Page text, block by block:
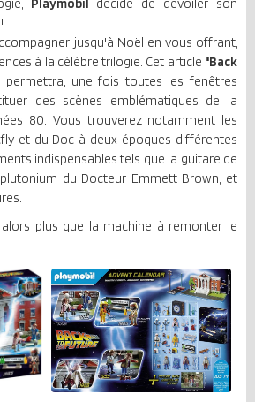
Playmobil décide de dévoiler son
!
jusqu'à Noël en vous offrant,
à la célèbre trilogie. Cet article "Back
permettra, une fois toutes les fenêtres
des scènes emblématiques de la
80. Vous trouverez notamment les
et du Doc à deux époques différentes
indispensables tels que la guitare de
du Docteur Emmett Brown, et
plus que la machine à remonter le